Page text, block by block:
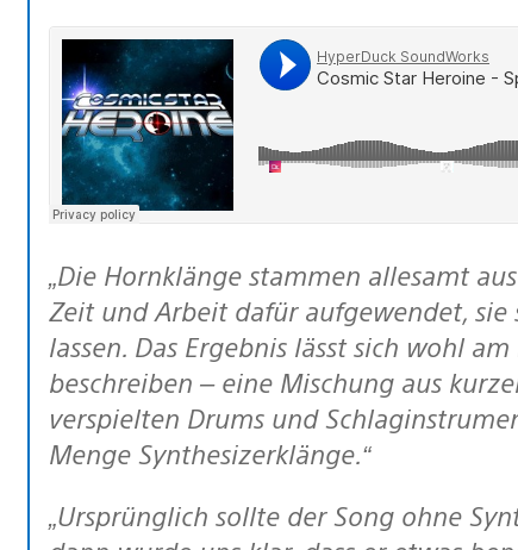
„Die Hornklänge stammen allesamt aus Sample-Bibliotheken und es wurde viel
Zeit und Arbeit dafür aufgewendet,
lassen. Das Ergebnis lässt sich wohl
beschreiben – eine Mischung aus
verspielten Drums und
Menge Synthesizerklänge.“
„Ursprünglich sollte der Song ohne Synthesizerbegleitung auskommen, aber